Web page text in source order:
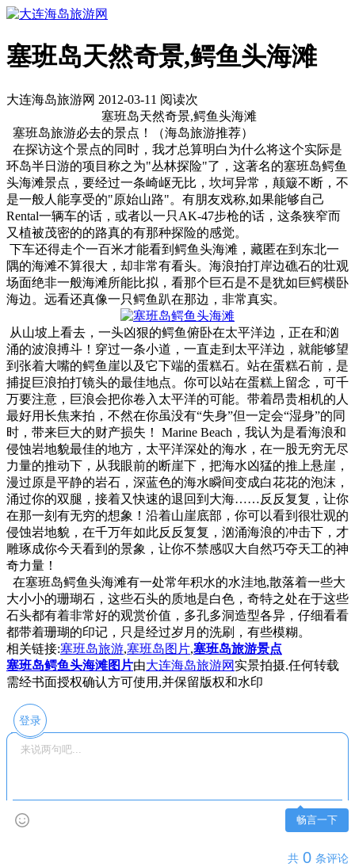
塞班岛天然奇景,鳄鱼头海滩
大连海岛旅游网 2012-03-11 阅读次
塞班岛天然奇景,鳄鱼头海滩
塞班岛旅游必去的景点！（海岛旅游推荐）
在探访这个景点的同时，我才总算明白为什么将这个实际是
环岛半日游的项目称之为"丛林探险"了，这著名的塞班岛鳄鱼
头海滩景点，要经过一条崎岖无比，坎坷异常，颠簸不断，不
是一般人能享受的"原始山路"。有朋友戏称,如果能够自己
Rental一辆车的话，或者以一只AK-47步枪的话，这条狭窄而
又植被茂密的的路真的有那种探险的感觉。
下车还得走个一百米才能看到鳄鱼头海滩，藏匿在到东北一
隅的海滩不算很大，却非常有看头。海浪拍打岸边礁石的壮观
场面绝非一般海滩所能比拟，看那个巨石是不是犹如巨鳄横卧
海边。远看还真像一只鳄鱼趴在那边，非常真实。
从山坡上看去，一头凶狠的鳄鱼俯卧在太平洋边，正在和汹
涌的波浪搏斗！穿过一条小道，一直走到太平洋边，就能够望
到张着大嘴的鳄鱼崖以及它下端的蛋糕石。站在蛋糕石前，是
捕捉巨浪拍打镜头的最佳地点。你可以站在蛋糕上留念，可千
万要注意，巨浪会把你卷入太平洋的可能。带着昂贵相机的人
最好用长焦来拍，不然在你虽没有“失身”但一定会“湿身”的同
时，带来巨大的财产损失！ Marine Beach，我认为是看海浪和
侵蚀岩地貌最佳的地方，太平洋深处的海水，在一股无穷无尽
力量的推动下，从我眼前的断崖下，把海水凶猛的推上悬崖，
漫过原是平静的岩石，深蓝色的海水瞬间变成白花花的泡沫，
涌过你的双腿，接着又快速的退回到大海……反反复复，让你
在那一刻有无穷的想象！沿着山崖底部，你可以看到很壮观的
侵蚀岩地貌，在千万年如此反反复复，汹涌海浪的冲击下，才
雕琢成你今天看到的景象，让你不禁感叹大自然巧夺天工的神
奇力量！
在塞班岛鳄鱼头海滩有一处常年积水的水洼地,散落着一些大
大小小的珊瑚石，这些石头的质地是白色，奇特之处在于这些
石头都有着非常好的观赏价值，多孔多洞造型各异，仔细看看
都带着珊瑚的印记，只是经过岁月的洗刷，有些模糊。
相关链接:塞班岛旅游,塞班岛图片,塞班岛旅游景点
塞班岛鳄鱼头海滩图片由大连海岛旅游网 实景拍摄.任何转载
需经书面授权确认方可使用,并保留版权和水印
登录
畅言一下
共 0 条评论